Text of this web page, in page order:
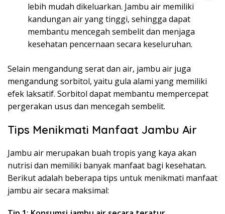
lebih mudah dikeluarkan. Jambu air memiliki
kandungan air yang tinggi, sehingga dapat
membantu mencegah sembelit dan menjaga
kesehatan pencernaan secara keseluruhan.
Selain mengandung serat dan air, jambu air juga
mengandung sorbitol, yaitu gula alami yang memiliki
efek laksatif. Sorbitol dapat membantu mempercepat
pergerakan usus dan mencegah sembelit.
Tips Menikmati Manfaat Jambu Air
Jambu air merupakan buah tropis yang kaya akan
nutrisi dan memiliki banyak manfaat bagi kesehatan.
Berikut adalah beberapa tips untuk menikmati manfaat
jambu air secara maksimal: